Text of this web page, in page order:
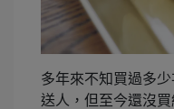
多年來不知買過多
送人，但至今還沒買